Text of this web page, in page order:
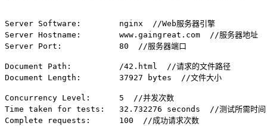
Server Software:        nginx  //Web服务器引擎
Server Hostname:        www.gaingreat.com  //服务器地址
Server Port:            80  //服务器端口
Document Path:          /42.html  //请求的文件路径
Document Length:        37927 bytes  //文件大小
Concurrency Level:      5  //并发次数
Time taken for tests:   32.732276 seconds  //测试所需时间
Complete requests:      100  //成功请求次数